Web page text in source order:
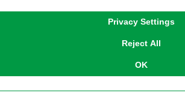
consent or rejection settings at any time via
Privacy Settings
Reject All
OK